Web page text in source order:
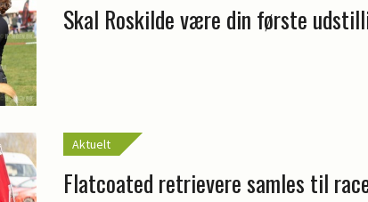
Skal Roskilde være din første
Aktuelt
Flatcoated retrievere samles til